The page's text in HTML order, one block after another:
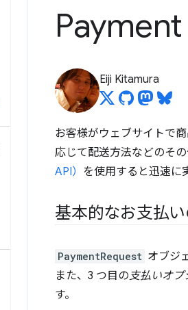
Eiji Kitamura
お客様がウェブサイトで
応じて配送方法などのそ
API） を使用すると迅速に
基本的なお支払
PaymentRequest オブジ
また、3 つ目の支払いオプ
す。